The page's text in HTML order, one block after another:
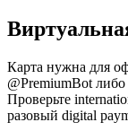
Карта нужна для
@PremiumBot
Проверьте
разовый digital